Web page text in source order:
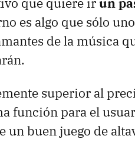
es algo que sólo
de la música
superior al
función para el
buen juego de